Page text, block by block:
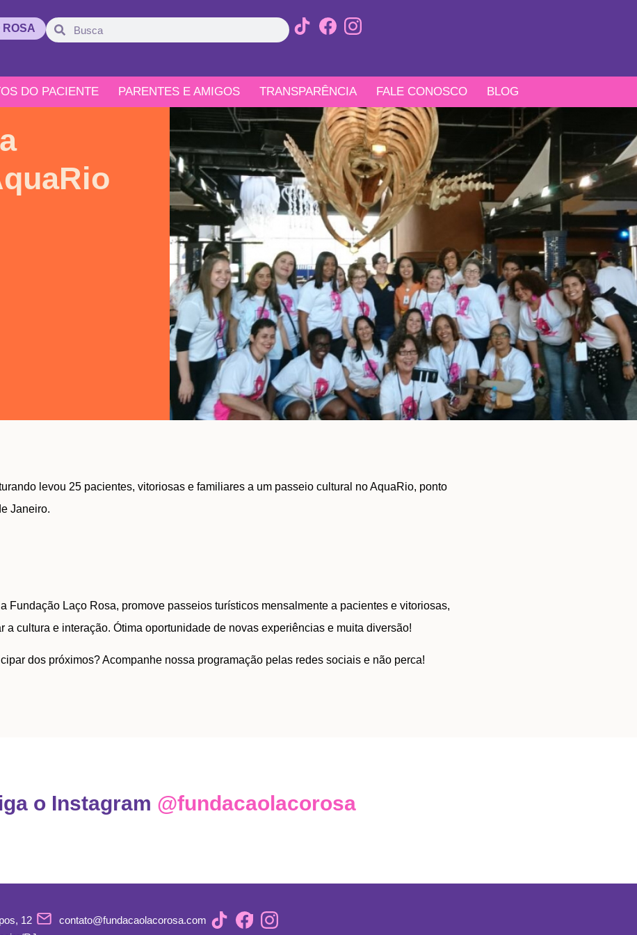
ROSA
DO PACIENTE PARENTES E AMIGOS TRANSPARÊNCIA FALE CONOSCO BLOG
levou 25 pacientes, vitoriosas e familiares a um passeio cultural no AquaRio, ponto
Janeiro.
Fundação Laço Rosa, promove passeios turísticos mensalmente a pacientes e vitoriosas,
a cultura e interação. Ótima oportunidade de novas experiências e muita diversão!
dos próximos? Acompanhe nossa programação pelas redes sociais e não perca!
o Instagram @fundacaolacorosa
12
contato@fundacaolacorosa.com